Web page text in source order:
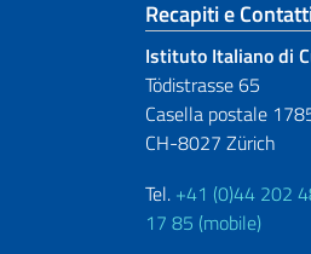
Recapiti e
Istituto Italiano di
Tödistrasse 65
Casella postale
CH-8027 Zürich
Tel. +41 (0)44 202
17 85 (mobile)